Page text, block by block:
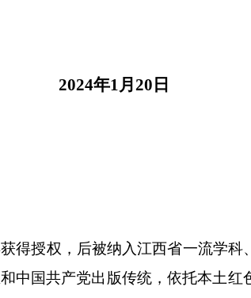
2024年1月 20 日
得授权，后被纳入江西省一流学
中国共产党出版传统，依托本土